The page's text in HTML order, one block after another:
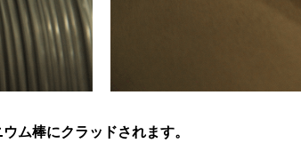
ム棒にクラッドされます。